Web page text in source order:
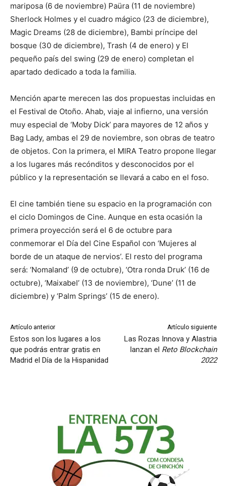
mariposa (6 de noviembre) Paüra (11 de noviembre)
Sherlock Holmes y el cuadro mágico (23 de diciembre),
Magic Dreams (28 de diciembre), Bambi príncipe del
bosque (30 de diciembre), Trash (4 de enero) y El
pequeño país del swing (29 de enero) completan el
apartado dedicado a toda la familia.
Mención aparte merecen las dos propuestas incluidas en
el Festival de Otoño. Ahab, viaje al infierno, una versión
muy especial de ‘Moby Dick’ para mayores de 12 años y
Bag Lady, ambas el 29 de noviembre, son obras de teatro
de objetos. Con la primera, el MIRA Teatro propone llegar
a los lugares más recónditos y desconocidos por el
público y la representación se llevará a cabo en el foso.
El cine también tiene su espacio en la programación con
el ciclo Domingos de Cine. Aunque en esta ocasión la
primera proyección será el 6 de octubre para
conmemorar el Día del Cine Español con ‘Mujeres al
borde de un ataque de nervios’. El resto del programa
será: ‘Nomaland’ (9 de octubre), ‘Otra ronda Druk’ (16 de
octubre), ‘Maixabel’ (13 de noviembre), ‘Dune’ (11 de
diciembre) y ‘Palm Springs’ (15 de enero).
Artículo anterior
Estos son los lugares a los
que podrás entrar gratis en
Madrid el Día de la Hispanidad
Artículo siguiente
Las Rozas Innova y Alastria
lanzan el Reto Blockchain
2022